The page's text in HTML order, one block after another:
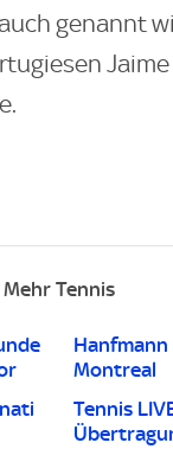
genannt
Mehr Tennis
Hanfmann
Montreal
Tennis